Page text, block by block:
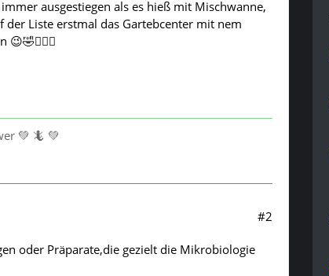
ausgestiegen als es hieß mit Mischwanne,
der Liste erstmal das Gartebcenter mit nem
💚 🦎 💚
#2
oder Präparate,die gezielt die Mikrobiologie